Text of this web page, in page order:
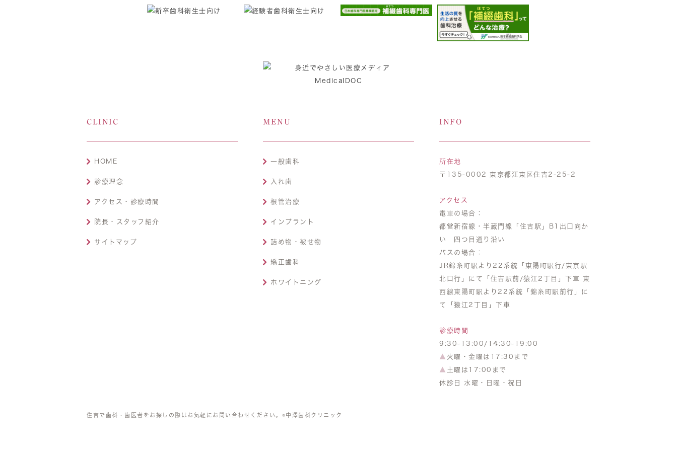
CLINIC
HOME
診療理念
アクセス・診療時間
院長・スタッフ紹介
サイトマップ
MENU
一般歯科
入れ歯
根管治療
インプラント
詰め物・被せ物
矯正歯科
ホワイトニング
INFO
所在地
〒135-0002 東京都江東区住吉2-25-2
アクセス
電車の場合：
都営新宿線・半蔵門線「住吉駅」B1出口向か
い 四つ目通り沿い
バスの場合：
JR錦糸町駅より22系統「東陽町駅行/東京駅
北口行」にて「住吉駅前/猿江2丁目」下車 東
西線東陽町駅より22系統「錦糸町駅前行」に
て「猿江2丁目」下車
診療時間
9:30-13:00/14:30-19:00
▲ 火曜・金曜は17:30まで
▲ 土曜は17:00まで
休診日 水曜・日曜・祝日
住吉で歯科・歯医者をお探しの際はお気軽にお問い合わせください。©中澤歯科クリニック